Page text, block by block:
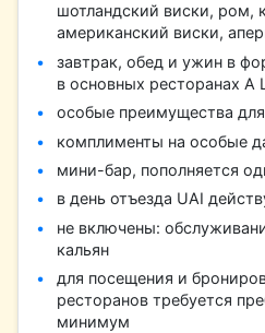
шотландский виски, ром,
американский виски,
завтрак, обед и ужин в
в основных ресторанах A
особые преимущества
комплименты на особые
мини-бар, пополняется
в день отъезда UAI
не включены:
кальян
для посещения и
ресторанов требуется
минимум